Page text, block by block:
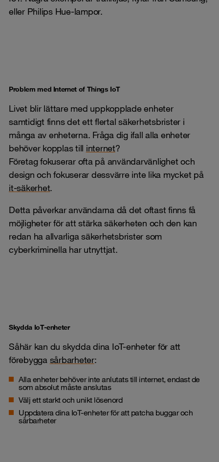
eller Philips Hue-lampor.
Problem med Internet of Things IoT
Livet blir lättare med uppkopplade enheter
samtidigt finns det ett flertal säkerhetsbrister i
många av enheterna. Fråga dig ifall alla enheter
behöver kopplas till internet?
Företag fokuserar ofta på användarvänlighet och
design och fokuserar dessvärre inte lika mycket på
it-säkerhet.
Detta påverkar användarna då det oftast finns få
möjligheter för att stärka säkerheten och den kan
redan ha allvarliga säkerhetsbrister som
cyberkriminella har utnyttjat.
Skydda IoT-enheter
Såhär kan du skydda dina IoT-enheter för att
förebygga sårbarheter:
Alla enheter behöver inte anlutats till internet, endast de
som absolut måste anslutas
Välj ett starkt och unikt lösenord
Uppdatera dina IoT-enheter för att patcha buggar och
sårbarheter